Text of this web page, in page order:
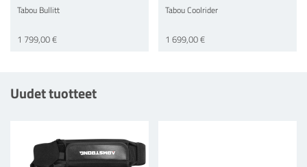
Tabou Bullitt
1 799,00 €
Tabou Coolrider
1 699,00 €
Uudet tuotteet